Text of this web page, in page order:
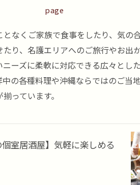
page
なくご家族で食事をしたり、気の
り、名護エリアへのご旅行やお出
ーズに柔軟に対応できる広々とし
の各種料理や沖縄ならではのご当
っています。
個室居酒屋】気軽に楽しめる